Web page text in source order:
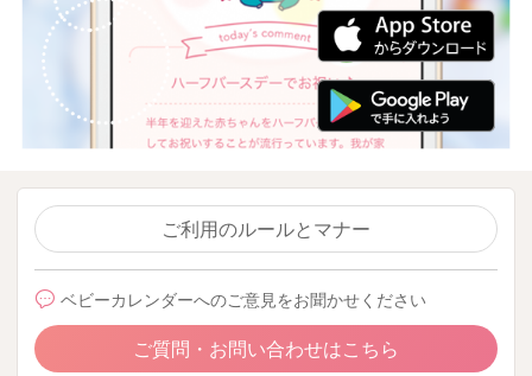
ご利用のルールとマナー
ベビーカレンダーへのご意見をお聞かせください
ご質問・お問い合わせはこちら